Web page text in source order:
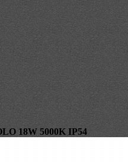
18W 5000K IP54